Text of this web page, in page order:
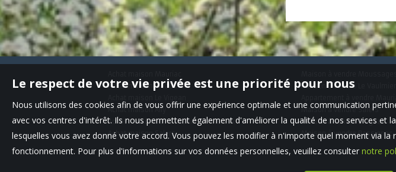
Achat maison Pleaux
Achat maison Ally
Achat maison Saint-Martin-Valmeroux
Achat maison Salers
Maison à vendre Le Vaulmier
Maison à vendre Salers
Maison à vendre Brageac
Maison à vendre
Le respect de votre vie privée est une priorité pour nous
Nous utilisons des cookies afin de vous offrir une expérience optimale et une communication
avec vos centres d'intérêt. Ils nous permettent également d'améliorer la qualité de nos services
lesquelles vous avez donné votre accord. Vous pouvez les modifier à n'importe quel moment via
fonctionnement. Pour plus d'informations sur vos données personnelles, veuillez consulter notre